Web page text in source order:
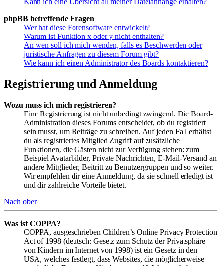
Kann ich eine Übersicht all meiner Dateianhänge erhalten?
phpBB betreffende Fragen
Wer hat diese Forensoftware entwickelt?
Warum ist Funktion x oder y nicht enthalten?
An wen soll ich mich wenden, falls es Beschwerden oder
juristische Anfragen zu diesem Forum gibt?
Wie kann ich einen Administrator des Boards kontaktieren?
Registrierung und Anmeldung
Wozu muss ich mich registrieren?
Eine Registrierung ist nicht unbedingt zwingend. Die Board-
Administration dieses Forums entscheidet, ob du registriert
sein musst, um Beiträge zu schreiben. Auf jeden Fall erhältst
du als registriertes Mitglied Zugriff auf zusätzliche
Funktionen, die Gästen nicht zur Verfügung stehen: zum
Beispiel Avatarbilder, Private Nachrichten, E-Mail-Versand an
andere Mitglieder, Beitritt zu Benutzergruppen und so weiter.
Wir empfehlen dir eine Anmeldung, da sie schnell erledigt ist
und dir zahlreiche Vorteile bietet.
Nach oben
Was ist COPPA?
COPPA, ausgeschrieben Children’s Online Privacy Protection
Act of 1998 (deutsch: Gesetz zum Schutz der Privatsphäre
von Kindern im Internet von 1998) ist ein Gesetz in den
USA, welches festlegt, dass Websites, die möglicherweise